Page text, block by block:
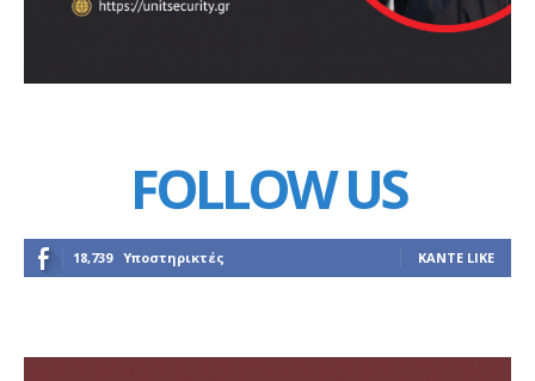
FOLLOW US
18,739 Υποστηρικτές ΚΆΝΤΕ LIKE